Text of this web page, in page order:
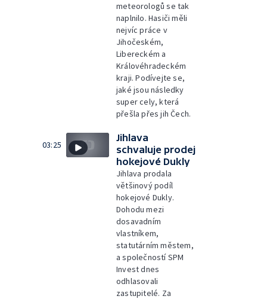
meteorologů se tak
naplnilo. Hasiči měli
nejvíc práce v
Jihočeském,
Libereckém a
Královéhradeckém
kraji. Podívejte se,
jaké jsou následky
super cely, která
přešla přes jih Čech.
03:25
Jihlava
schvaluje prodej
hokejové Dukly
Jihlava prodala
většinový podíl
hokejové Dukly.
Dohodu mezi
dosavadním
vlastníkem,
statutárním městem,
a společností SPM
Invest dnes
odhlasovali
zastupitelé. Za